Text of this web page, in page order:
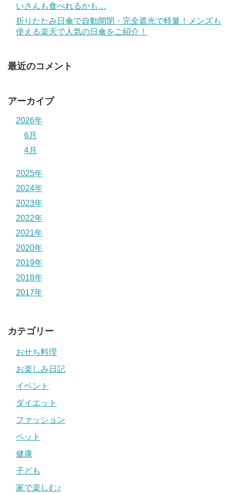
いさんも食べれるかも…
折りたたみ日傘で自動開閉・完全遮光で軽量！メンズも
使える楽天で人気の日傘をご紹介！
最近のコメント
アーカイブ
2026年
6月
4月
2025年
2024年
2023年
2022年
2021年
2020年
2019年
2018年
2017年
カテゴリー
おせち料理
お楽しみ日記
イベント
ダイエット
ファッション
ペット
健康
子ども
家で楽しむ♪